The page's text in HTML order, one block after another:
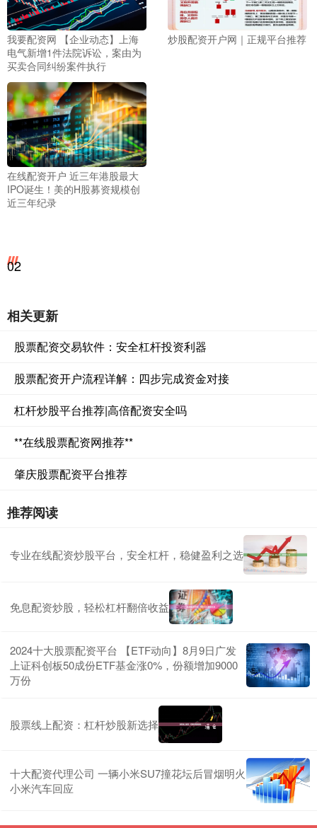
我要配资网 【企业动态】上海
电气新增1件法院诉讼，案由为
买卖合同纠纷案件执行
炒股配资开户网｜正规平台推荐
在线配资开户 近三年港股最大
IPO诞生！美的H股募资规模创
近三年纪录
02
相关更新
股票配资交易软件：安全杠杆投资利器
股票配资开户流程详解：四步完成资金对接
杠杆炒股平台推荐|高倍配资安全吗
**在线股票配资网推荐**
肇庆股票配资平台推荐
推荐阅读
专业在线配资炒股平台，安全杠杆，稳健盈利之选
免息配资炒股，轻松杠杆翻倍收益
2024十大股票配资平台 【ETF动向】8月9日广发
上证科创板50成份ETF基金涨0%，份额增加9000
万份
股票线上配资：杠杆炒股新选择
十大配资代理公司 一辆小米SU7撞花坛后冒烟明火
小米汽车回应